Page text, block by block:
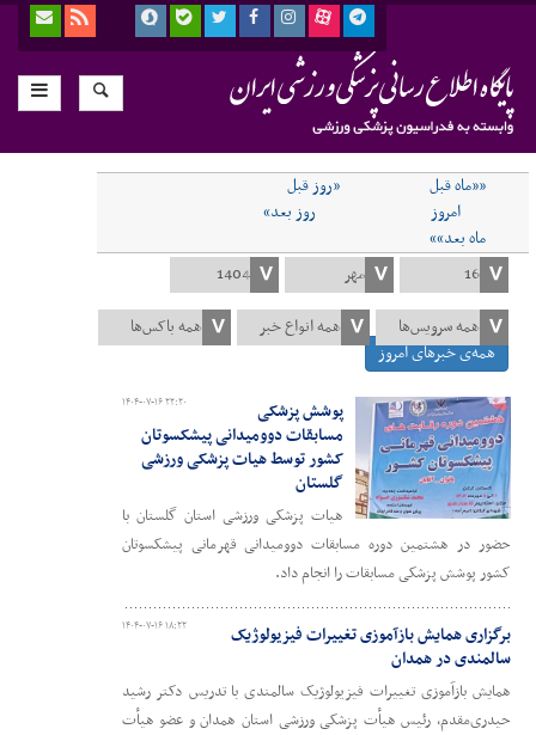
««ماه قبل
«روز قبل
امروز
روز بعد»
ماه بعد»»
همه‌ی خبرهای امروز
۱۴۰۴-۰۷-۱۶ ۲۲:۲۰
پوشش پزشکی
مسابقات دوومیدانی پیشکسوتان
کشور توسط هیات پزشکی ورزشی
گلستان
هیات پزشکی ورزشی استان گلستان با
حضور در هشتمین دوره مسابقات دوومیدانی قهرمانی پیشکسوتان
کشور پوشش پزشکی مسابقات را انجام داد.
۱۴۰۴-۰۷-۱۶ ۱۸:۲۲
برگزاری همایش بازآموزی تغییرات فیزیولوژیک
سالمندی در همدان
همایش بازآموزی تغییرات فیزیولوژیک سالمندی با تدریس دکتر رشید
حیدری‌مقدم، رئیس هیأت پزشکی ورزشی استان همدان و عضو هیأت